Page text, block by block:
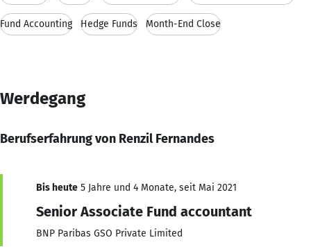
Fund Accounting Hedge Funds Month-End Close
Werdegang
Berufserfahrung von Renzil Fernandes
Bis heute 5 Jahre und 4 Monate, seit Mai 2021
Senior Associate Fund accountant
BNP Paribas GSO Private Limited